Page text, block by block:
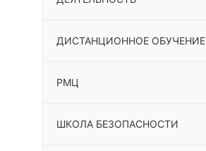
ДИСТАНЦИОННОЕ ОБУЧЕНИЕ
РМЦ
ШКОЛА БЕЗОПАСНОСТИ